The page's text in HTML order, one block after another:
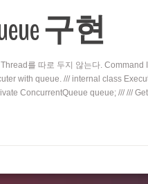
구현
를 따로 두지 않는다.
with queue. /// internal class
ConcurrentQueue queue; /// ///